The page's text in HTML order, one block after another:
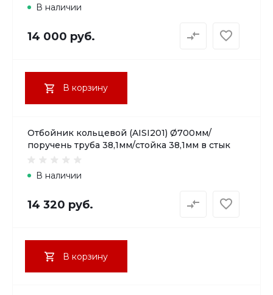
В наличии
14 000 руб.
В корзину
Отбойник кольцевой (AISI201) Ø700мм/
поручень труба 38,1мм/стойка 38,1мм в стык
В наличии
14 320 руб.
В корзину